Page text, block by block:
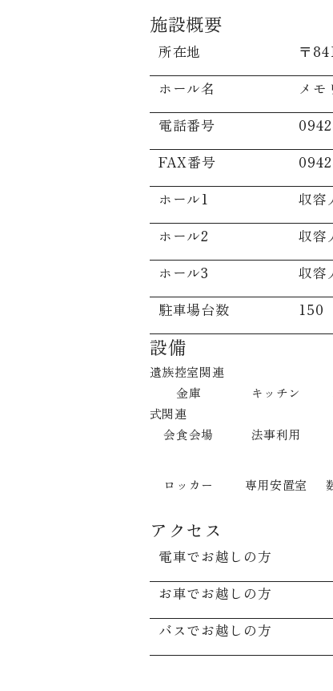
施設概要
所在地
〒
ホール名
メモ
電話番号
FAX番号
ホール1
収容
ホール2
収容
ホール3
収容
駐車場台数
150
設備
遺族控室関連
金庫
キッチン
式関連
会食会場
法事利用
ロッカー 専用安置室
アクセス
電車でお越しの方
お車でお越しの方
バスでお越しの方